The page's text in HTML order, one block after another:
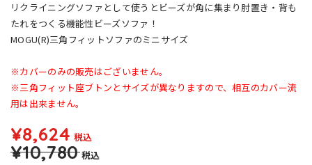
リクライニングソファとして使うとビーズが角に集まり肘置き・背も
たれをつくる機能性ビーズソファ！
MOGU(R)三角フィットソファのミニサイズ
※カバーのみの販売はございません。
※三角フィット座ブトンとサイズが異なりますので、相互のカバー流
用は出来ません。
¥8,624 税込
¥10,780 税込